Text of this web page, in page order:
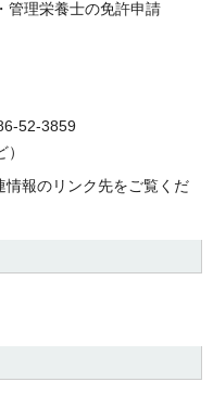
管理栄養士の免許申請
52-3859
報のリンク先をご覧くだ